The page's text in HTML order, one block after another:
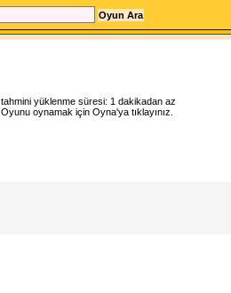
tahmini yüklenme süresi: 1 dakikadan az
Oyunu oynamak için Oyna'ya tıklayınız.